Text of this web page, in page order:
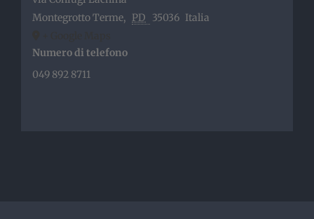
Montegrotto Terme, PD 35036 Italia
Numero di telefono
049 892 8711